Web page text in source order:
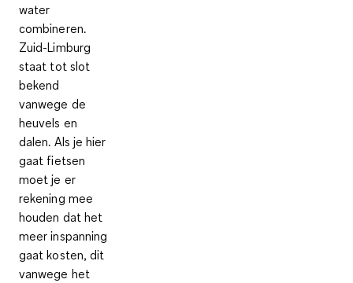
water
combineren.
Zuid-Limburg
staat tot slot
bekend
vanwege de
heuvels en
dalen. Als je hier
gaat fietsen
moet je er
rekening mee
houden dat het
meer inspanning
gaat kosten, dit
vanwege het